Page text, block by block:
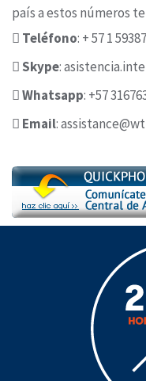
país a estos números
Teléfono: + 57 1
Skype:
Whatsapp: +57
Email: